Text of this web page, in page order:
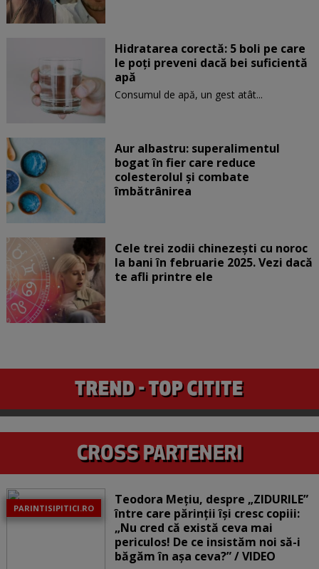
Hidratarea corectă: 5 boli pe care
le poți preveni dacă bei suficientă
apă
Consumul de apă, un gest atât...
Aur albastru: superalimentul
bogat în fier care reduce
colesterolul și combate
îmbătrânirea
Cele trei zodii chinezești cu noroc
la bani în februarie 2025. Vezi dacă
te afli printre ele
PARINTISIPITICI.RO
Teodora Mețiu, despre „ZIDURILE”
între care părinții își cresc copiii:
„Nu cred că există ceva mai
periculos! De ce insistăm noi să-i
băgăm în așa ceva?” / VIDEO